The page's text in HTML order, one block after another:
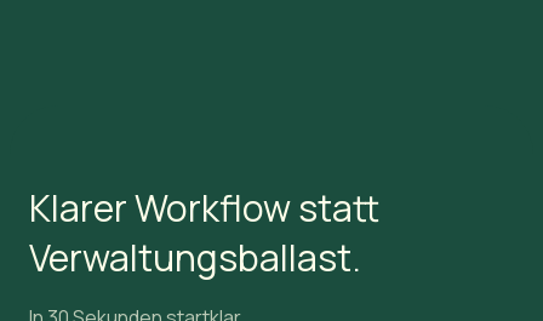
Klarer Workflow statt
Verwaltungsballast.